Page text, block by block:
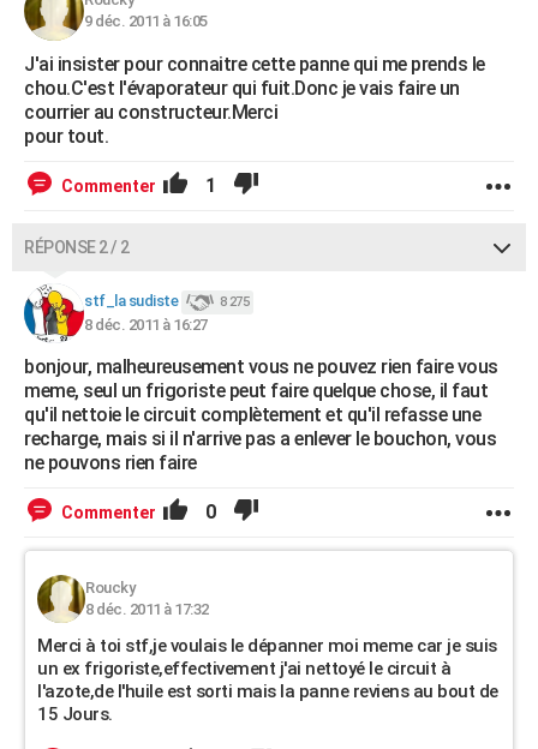
BONS PLANS
CARTE DE VOEUX
Carte de Noël
Carte Bonne année
Carte Saint-Valentin
Carte Pâques
Carte d'anniversaire
DICTIONNAIRE
Dictionnaire
Biographies
Citations
Expressions
Proverbes
PROGRAMME TV
AVIS DE DÉCÈS
FORUM
Bricolage
Lifestyle
Culture
Sport
Auto
Television
Voyage
Cinema
9 déc. 2011 à 16:05
J'ai insister pour connaitre cette panne qui me prends le
chou.C'est l'évaporateur qui fuit.Donc je vais faire un
courrier au constructeur.Merci
pour tout.
Commenter 1
RÉPONSE 2 / 2
stf_la sudiste 8 275
8 déc. 2011 à 16:27
bonjour, malheureusement vous ne pouvez rien faire vous
meme, seul un frigoriste peut faire quelque chose, il faut
qu'il nettoie le circuit complètement et qu'il refasse une
recharge, mais si il n'arrive pas a enlever le bouchon, vous
ne pouvons rien faire
Commenter 0
Roucky
8 déc. 2011 à 17:32
Merci à toi stf,je voulais le dépanner moi meme car je suis
un ex frigoriste,effectivement j'ai nettoyé le circuit à
l'azote,de l'huile est sorti mais la panne reviens au bout de
15 Jours.